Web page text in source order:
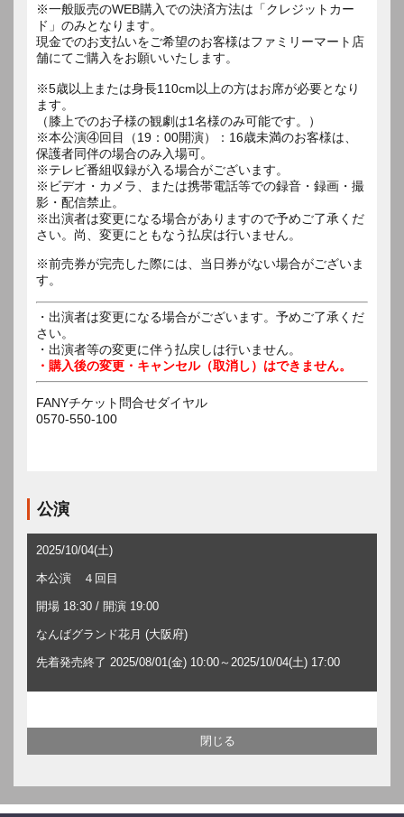
※一般販売のWEB購入での決済方法は「クレジットカー
ド」のみとなります。
現金でのお支払いをご希望のお客様はファミリーマート店
舗にてご購入をお願いいたします。
※5歳以上または身長110cm以上の方はお席が必要となり
ます。
（膝上でのお子様の観劇は1名様のみ可能です。）
※本公演④回目（19：00開演）：16歳未満のお客様は、
保護者同伴の場合のみ入場可。
※テレビ番組収録が入る場合がございます。
※ビデオ・カメラ、または携帯電話等での録音・録画・撮
影・配信禁止。
※出演者は変更になる場合がありますので予めご了承くだ
さい。尚、変更にともなう払戻は行いません。
※前売券が完売した際には、当日券がない場合がございま
す。
・出演者は変更になる場合がございます。予めご了承くだ
さい。
・出演者等の変更に伴う払戻しは行いません。
・購入後の変更・キャンセル（取消し）はできません。
FANYチケット問合せダイヤル
0570-550-100
公演
2025/10/04(土)
本公演 ４回目
開場 18:30 / 開演 19:00
なんばグランド花月 (大阪府)
先着発売終了 2025/08/01(金) 10:00～2025/10/04(土) 17:00